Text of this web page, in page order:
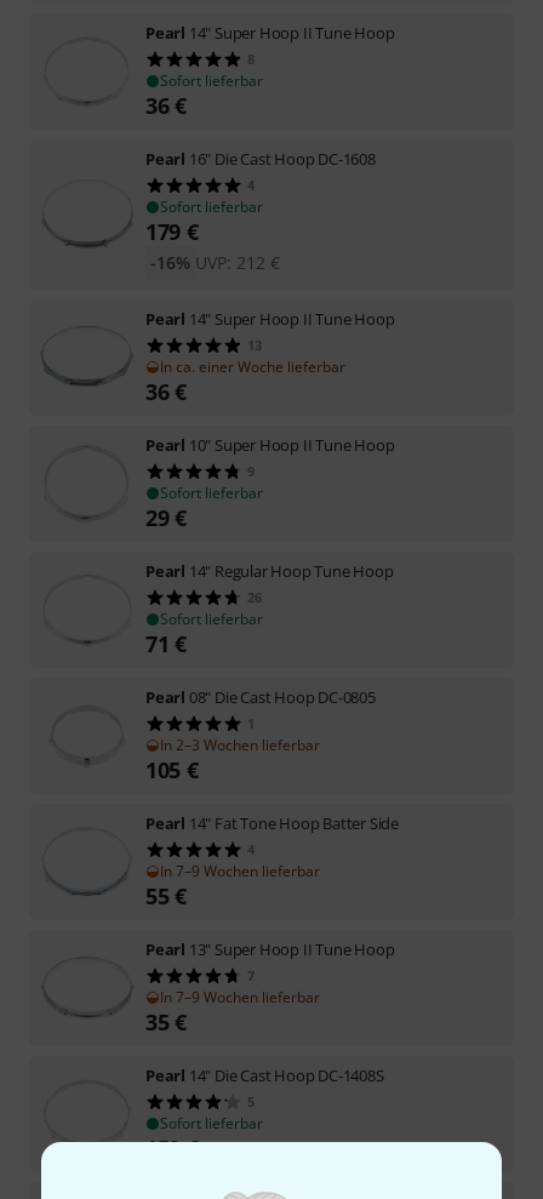
Pearl 14" Super Hoop II Tune Hoop
8
Sofort lieferbar
36€
Pearl 16" Die Cast Hoop DC-1608
4
Sofort lieferbar
179 €
UVP: 212 €
-16%
Pearl 14" Super Hoop II Tune Hoop
13
In ca. einer Woche lieferbar
36€
Pearl 10" Super Hoop II Tune Hoop
9
Sofort lieferbar
29€
Pearl 14" Regular Hoop Tune Hoop
26
Sofort lieferbar
71 €
Pearl 08" Die Cast Hoop DC-0805
1
In 2–3 Wochen lieferbar
105 €
Pearl 14" Fat Tone Hoop Batter Side
4
In 7–9 Wochen lieferbar
55€
Pearl 13" Super Hoop II Tune Hoop
7
In 7–9 Wochen lieferbar
35€
Pearl 14" Die Cast Hoop DC-1408S
5
Sofort lieferbar
159€